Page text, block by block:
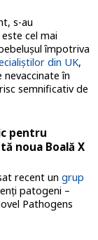
s-au
cel mai
împotriva
din UK,
în
semnificativ de
pentru
noua Boală X
recent un grup
patogeni –
Pathogens